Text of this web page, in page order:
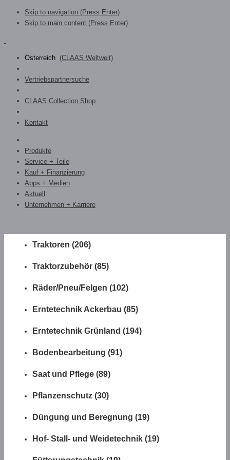
Skip to navigation (Press Enter)
Skip to main content (Press Enter)
Österreich (CLAAS Weltweit)
Vertriebspartnersuche
CLAAS Collection Shop
Kontakt
Produkte
Service + Teile
Kauf + Finanzierung
Apps + Medien
Aktuell
Unternehmen + Karriere
Traktoren (206)
Traktorzubehör (85)
Räder/Pneu/Felgen (102)
Erntetechnik Ackerbau (85)
Erntetechnik Grünland (194)
Bodenbearbeitung (91)
Saat und Pflege (89)
Pflanzenschutz (30)
Düngung und Beregnung (19)
Hof- Stall- und Weidetechnik (19)